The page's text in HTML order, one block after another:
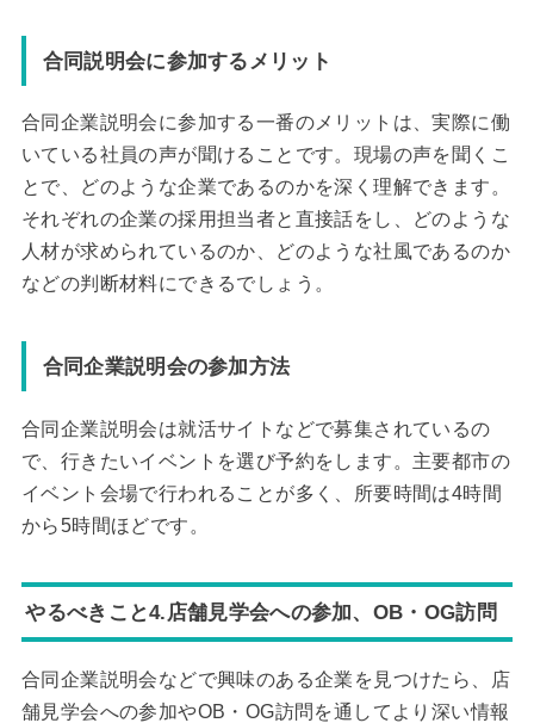
合同説明会に参加するメリット
合同企業説明会に参加する一番のメリットは、実際に働
いている社員の声が聞けることです。現場の声を聞くこ
とで、どのような企業であるのかを深く理解できます。
それぞれの企業の採用担当者と直接話をし、どのような
人材が求められているのか、どのような社風であるのか
などの判断材料にできるでしょう。
合同企業説明会の参加方法
合同企業説明会は就活サイトなどで募集されているの
で、行きたいイベントを選び予約をします。主要都市の
イベント会場で行われることが多く、所要時間は4時間
から5時間ほどです。
やるべきこと4.店舗見学会への参加、OB・OG訪問
合同企業説明会などで興味のある企業を見つけたら、店
舗見学会への参加やOB・OG訪問を通してより深い情報